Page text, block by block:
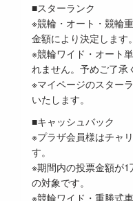
■スターランク
※競輪・オート・競輪
金額により決定します。
※競輪ワイド・オート
れません。予めご了承
※マイページのスター
いたします。
■キャッシュバック
※プラザ会員様はチャ
す。
※期間内の投票金額が
の対象です。
※競輪ワイド・重勝式